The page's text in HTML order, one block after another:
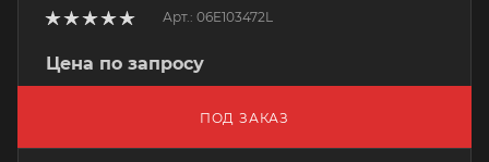
Арт.: 06E103472L
Цена по запросу
ПОД ЗАКАЗ